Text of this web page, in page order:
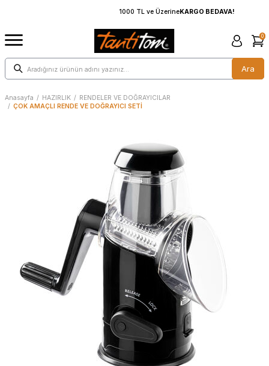
1000 TL ve ÜzerineKARGO BEDAVA!
Ara
0
Anasayfa / HAZIRLIK / RENDELER VE DOĞRAYICILAR
/ ÇOK AMAÇLI RENDE VE DOĞRAYICI SETİ